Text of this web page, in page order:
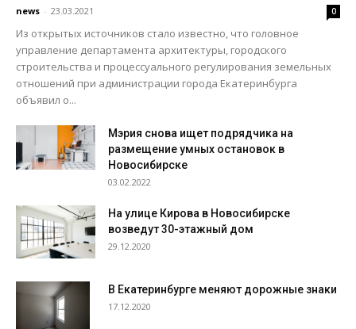
news - 23.03.2021 0
Из открытых источников стало известно, что головное
управление департамента архитектуры, городского
строительства и процессуального регулирования земельных
отношений при администрации города Екатеринбурга
объявил о...
Мэрия снова ищет подрядчика на
размещение умных остановок в
Новосибирске
03.02.2022
На улице Кирова в Новосибирске
возведут 30-этажный дом
29.12.2020
В Екатеринбурге меняют дорожные знаки
17.12.2020